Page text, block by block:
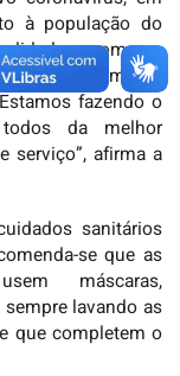
à população do
com a
e o atendimento
fazendo o
da melhor
serviço”, afirma a
sanitários
se que as
máscaras,
lavando as
que completem o